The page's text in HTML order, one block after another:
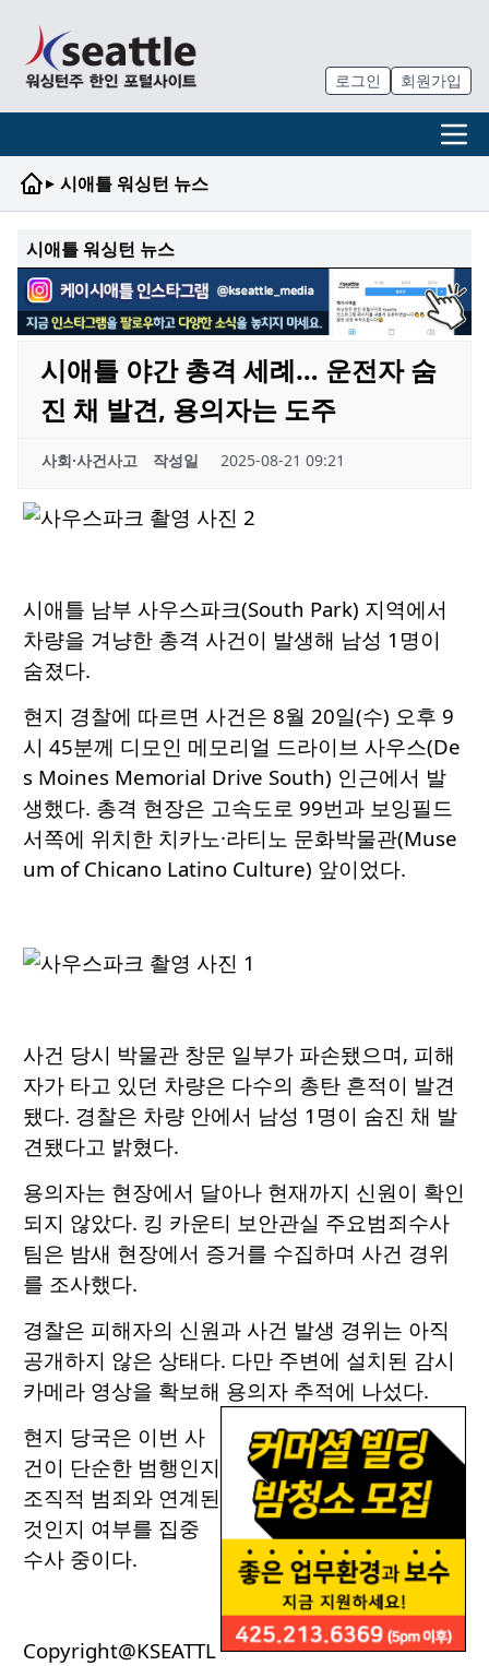
로그인 회원가입
▸ 시애틀 워싱턴 뉴스
시애틀 워싱턴 뉴스
시애틀 야간 총격 세례… 운전자 숨
진 채 발견, 용의자는 도주
사회·사건사고 작성일 2025-08-21 09:21
시애틀 남부 사우스파크(South Park) 지역에서
차량을 겨냥한 총격 사건이 발생해 남성 1명이
숨졌다.
현지 경찰에 따르면 사건은 8월 20일(수) 오후 9
시 45분께 디모인 메모리얼 드라이브 사우스(De
s Moines Memorial Drive South) 인근에서 발
생했다. 총격 현장은 고속도로 99번과 보잉필드
서쪽에 위치한 치카노·라티노 문화박물관(Muse
um of Chicano Latino Culture) 앞이었다.
사건 당시 박물관 창문 일부가 파손됐으며, 피해
자가 타고 있던 차량은 다수의 총탄 흔적이 발견
됐다. 경찰은 차량 안에서 남성 1명이 숨진 채 발
견됐다고 밝혔다.
용의자는 현장에서 달아나 현재까지 신원이 확인
되지 않았다. 킹 카운티 보안관실 주요범죄수사
팀은 밤새 현장에서 증거를 수집하며 사건 경위
를 조사했다.
경찰은 피해자의 신원과 사건 발생 경위는 아직
공개하지 않은 상태다. 다만 주변에 설치된 감시
카메라 영상을 확보해 용의자 추적에 나섰다.
현지 당국은 이번 사
건이 단순한 범행인지
조직적 범죄와 연계된
것인지 여부를 집중
수사 중이다.
Copyright@KSEATTL